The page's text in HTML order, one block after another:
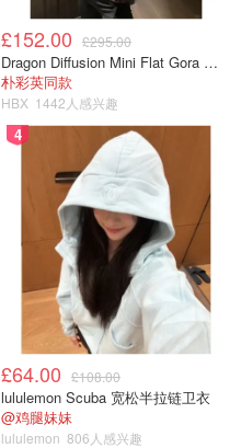
£152.00 £295.00
Dragon Diffusion Mini Flat Gora 深棕色手提包
朴彩英同款
HBX 1442人感兴趣
4
£64.00 £108.00
lululemon Scuba 宽松半拉链卫衣
@鸡腿妹妹
lululemon 806人感兴趣